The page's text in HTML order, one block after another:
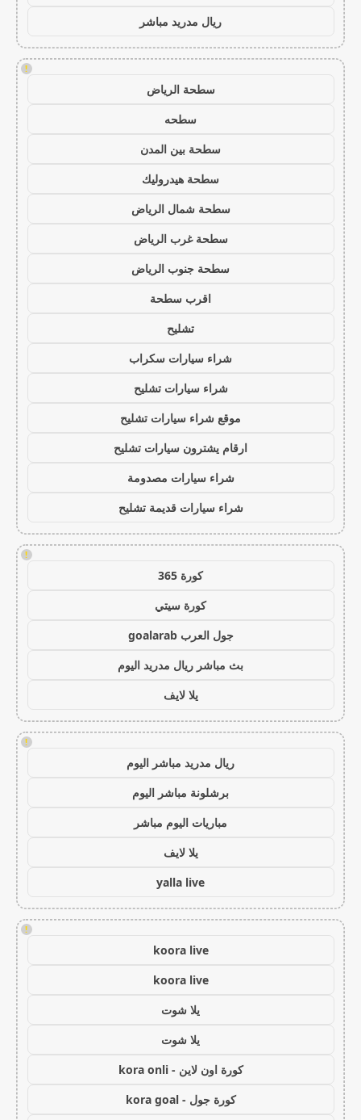
ريال مدريد مباشر
!
سطحة الرياض
سطحه
سطحة بين المدن
سطحة هيدروليك
سطحة شمال الرياض
سطحة غرب الرياض
سطحة جنوب الرياض
اقرب سطحة
تشليح
شراء سيارات سكراب
شراء سيارات تشليح
موقع شراء سيارات تشليح
ارقام يشترون سيارات تشليح
شراء سيارات مصدومة
شراء سيارات قديمة تشليح
!
كورة 365
كورة سيتي
جول العرب goalarab
بث مباشر ريال مدريد اليوم
يلا لايف
!
ريال مدريد مباشر اليوم
برشلونة مباشر اليوم
مباريات اليوم مباشر
يلا لايف
yalla live
!
koora live
koora live
يلا شوت
يلا شوت
كورة اون لاين - kora onli
كورة جول - kora goal